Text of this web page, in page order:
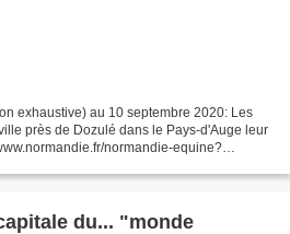
exhaustive) au 10 septembre 2020: Les
près de Dozulé dans le Pays-d'Auge leur
normandie-equine?
du... "monde